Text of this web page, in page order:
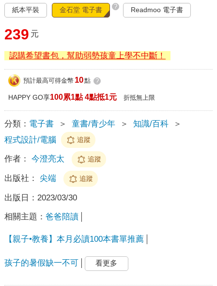
紙本平裝 金石堂 電子書 ? Readmoo 電子書
239 元
認購希望書包，幫助弱勢孩童上學不中斷！
預計最高可得金幣 10點 ?
HAPPY GO享100累1點 4點抵1元 折抵無上限
分類： 電子書 ＞ 童書/青少年 ＞ 知識/百科
＞
程式設計/電腦
追蹤
作者： 今澄亮太 追蹤
出版社： 尖端 追蹤
出版日： 2023/03/30
相關主題： 爸爸陪讀
【親子•教養】本月必讀100本書單推薦
孩子的暑假缺一不可 看更多